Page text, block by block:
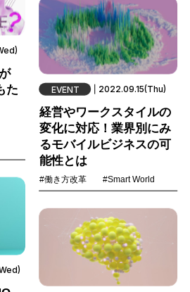
た
EVENT 2022.09.15(Thu)
経営やワークスタイルの
変化に対応！業界別にみ
るモバイルビジネスの可
能性とは
#働き方改革 #Smart World